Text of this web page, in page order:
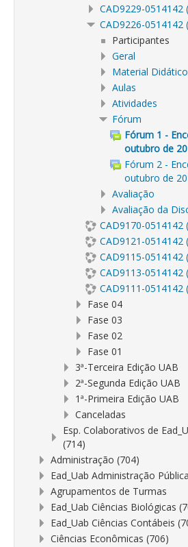
CAD9229-0514142
CAD9226-0514142
Participantes
Geral
Material
Aulas
Atividades
Fórum
Fórum 1 -
outubro de
Fórum 2 -
outubro de
Avaliação
Avaliação da
CAD9170-0514142
CAD9121-0514142
CAD9115-0514142
CAD9113-0514142
CAD9111-0514142
Fase 04
Fase 03
Fase 02
Fase 01
3ª-Terceira Edição UAB
2ª-Segunda Edição UAB
1ª-Primeira Edição UAB
Canceladas
Esp. Colaborativos de
(714)
Administração (704)
Ead_Uab Administração
Agrupamentos de Turmas
Ead_Uab Ciências Biológicas
Ead_Uab Ciências Contábeis
Ciências Econômicas (706)